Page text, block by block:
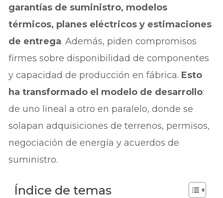
garantías de suministro, modelos
térmicos, planes eléctricos y estimaciones
de entrega. Además, piden compromisos
firmes sobre disponibilidad de componentes
y capacidad de producción en fábrica. Esto
ha transformado el modelo de desarrollo:
de uno lineal a otro en paralelo, donde se
solapan adquisiciones de terrenos, permisos,
negociación de energía y acuerdos de
suministro.
Índice de temas